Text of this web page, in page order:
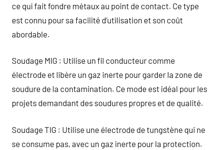
ce qui fait fondre métaux au point de contact. Ce type
est connu pour sa facilité d’utilisation et son coût
abordable.
Soudage MIG : Utilise un fil conducteur comme
électrode et libère un gaz inerte pour garder la zone de
soudure de la contamination. Ce mode est idéal pour les
projets demandant des soudures propres et de qualité.
Soudage TIG : Utilise une électrode de tungstène qui ne
se consume pas, avec un gaz inerte pour la protection.